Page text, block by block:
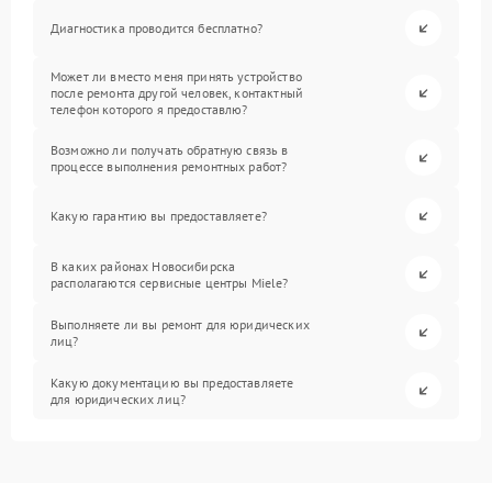
Диагностика проводится бесплатно?
Может ли вместо меня принять устройство
после ремонта другой человек, контактный
телефон которого я предоставлю?
Возможно ли получать обратную связь в
процессе выполнения ремонтных работ?
Какую гарантию вы предоставляете?
В каких районах Новосибирска
располагаются сервисные центры Miele?
Выполняете ли вы ремонт для юридических
лиц?
Какую документацию вы предоставляете
для юридических лиц?